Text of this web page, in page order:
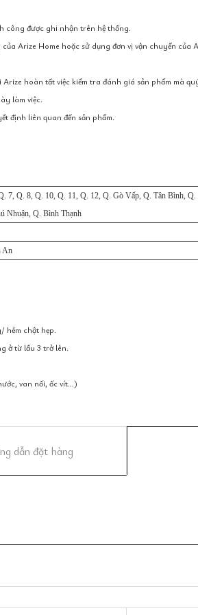
được ghi nhận trên hệ thống.
Arize Home hoặc sử dụng đơn vị vận chuyển
hoàn tất việc kiểm tra đánh giá sản phẩm mà
làm việc.
định liên quan đến sản phẩm.
7, Q. 8, Q. 10, Q. 11, Q. 12, Q. Gò Vấp, Q. Tân Bình, Q.
Nhuận, Q. Bình Thạnh
An
chật hẹp.
ở từ lầu 3 trở lên.
van nối, ốc vít…)
dẫn đặt hàng